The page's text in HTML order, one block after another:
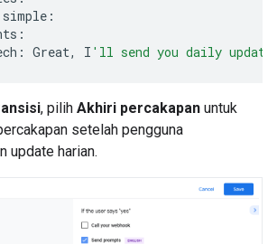
simple :
:
: Great, I 'll send you daily
, pilih Akhiri percakapan untuk
setelah pengguna
update harian.